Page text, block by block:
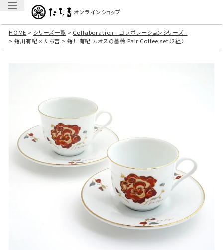
オンラインショップ
HOME シリーズ一覧
Collaboration - コラボレーションシリーズ -
蜷川有紀×たち吉
蜷川有紀 カオスの薔薇 Pair Coffee set〈2組〉